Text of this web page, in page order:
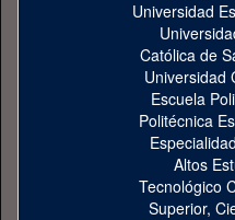
Universidad
Católica de
Universidad
Escuela
Politécnica
Altos
Tecnológico
Superior,